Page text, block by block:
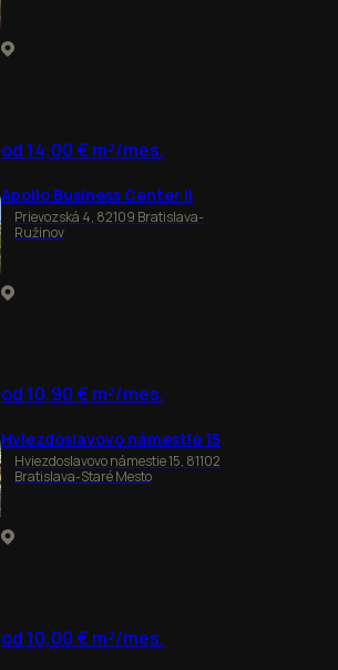
od 14,00 € m²/mes.
Apollo Business Center II
Prievozská 4, 82109 Bratislava-
Ružinov
od 10,90 € m²/mes.
Hviezdoslavovo námestie 15
Hviezdoslavovo námestie 15, 81102
Bratislava-Staré Mesto
od 10,00 € m²/mes.